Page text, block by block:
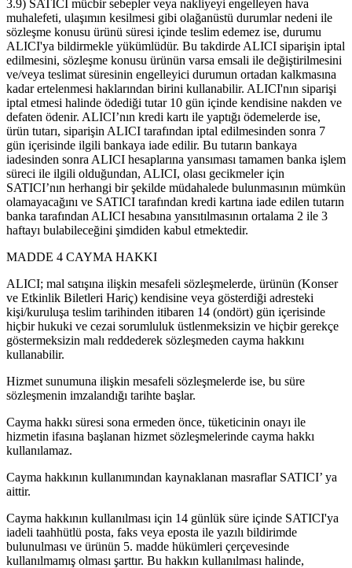
3.9) SATICI mücbir sebepler veya nakliyeyi engelleyen hava
muhalefeti, ulaşımın kesilmesi gibi olağanüstü durumlar nedeni ile
sözleşme konusu ürünü süresi içinde teslim edemez ise, durumu
ALICI'ya bildirmekle yükümlüdür. Bu takdirde ALICI siparişin iptal
edilmesini, sözleşme konusu ürünün varsa emsali ile değiştirilmesini
ve/veya teslimat süresinin engelleyici durumun ortadan kalkmasına
kadar ertelenmesi haklarından birini kullanabilir. ALICI'nın siparişi
iptal etmesi halinde ödediği tutar 10 gün içinde kendisine nakden ve
defaten ödenir. ALICI’nın kredi kartı ile yaptığı ödemelerde ise,
ürün tutarı, siparişin ALICI tarafından iptal edilmesinden sonra 7
gün içerisinde ilgili bankaya iade edilir. Bu tutarın bankaya
iadesinden sonra ALICI hesaplarına yansıması tamamen banka işlem
süreci ile ilgili olduğundan, ALICI, olası gecikmeler için
SATICI’nın herhangi bir şekilde müdahalede bulunmasının mümkün
olamayacağını ve SATICI tarafından kredi kartına iade edilen tutarın
banka tarafından ALICI hesabına yansıtılmasının ortalama 2 ile 3
haftayı bulabileceğini şimdiden kabul etmektedir.
MADDE 4 CAYMA HAKKI
ALICI; mal satışına ilişkin mesafeli sözleşmelerde, ürünün (Konser
ve Etkinlik Biletleri Hariç) kendisine veya gösterdiği adresteki
kişi/kuruluşa teslim tarihinden itibaren 14 (ondört) gün içerisinde
hiçbir hukuki ve cezai sorumluluk üstlenmeksizin ve hiçbir gerekçe
göstermeksizin malı reddederek sözleşmeden cayma hakkını
kullanabilir.
Hizmet sunumuna ilişkin mesafeli sözleşmelerde ise, bu süre
sözleşmenin imzalandığı tarihte başlar.
Cayma hakkı süresi sona ermeden önce, tüketicinin onayı ile
hizmetin ifasına başlanan hizmet sözleşmelerinde cayma hakkı
kullanılamaz.
Cayma hakkının kullanımından kaynaklanan masraflar SATICI’ ya
aittir.
Cayma hakkının kullanılması için 14 günlük süre içinde SATICI'ya
iadeli taahhütlü posta, faks veya eposta ile yazılı bildirimde
bulunulması ve ürünün 5. madde hükümleri çerçevesinde
kullanılmamış olması şarttır. Bu hakkın kullanılması halinde,